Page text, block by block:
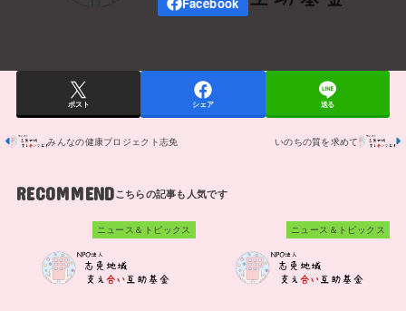
ポスト シェア 送る
みんなの健康プロジェクト志免 いのちの質を求めて
RECOMMEND
ニュース＆トピックス ニュース＆トピックス